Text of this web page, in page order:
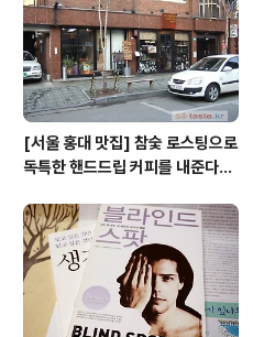
[서울 홍대 맛집] 참숯 로스팅으로
독특한 핸드드립 커피를 내준다는